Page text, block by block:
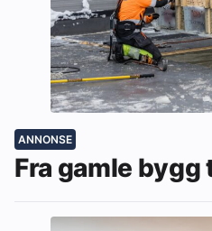
ANNONSE
Fra gamle